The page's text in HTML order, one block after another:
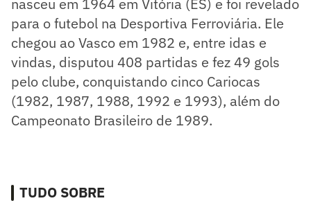
nasceu em 1964 em Vitória (ES) e foi revelado
para o futebol na Desportiva Ferroviária. Ele
chegou ao Vasco em 1982 e, entre idas e
vindas, disputou 408 partidas e fez 49 gols
pelo clube, conquistando cinco Cariocas
(1982, 1987, 1988, 1992 e 1993), além do
Campeonato Brasileiro de 1989.
TUDO SOBRE